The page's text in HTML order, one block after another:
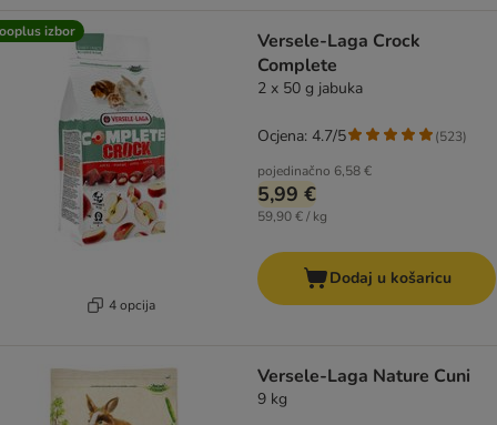
izbor
4 opcija
Versele-Laga Crock
Complete
2 x 50 g jabuka
pojedinačno 6,58 €
5,99 €
59,90 € / kg
Ocjena: 4.7/5 (523)
Dodaj u košaricu
Versele-Laga Nature Cuni
9 kg